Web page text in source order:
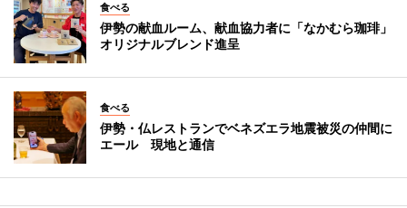
食べる
伊勢の献血ルーム、献血協力者に「なかむら珈琲」
オリジナルブレンド進呈
食べる
伊勢・仏レストランでベネズエラ地震被災の仲間に
エール 現地と通信